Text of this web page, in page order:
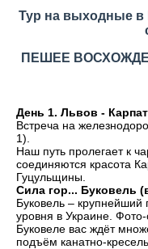
Тур на выходные в
ПЕШЕЕ
День 1. Львов -
Встреча на
1).
Наш путь пролегает к
соединяются красота
Гуцульщины.
Сила гор... Буковель
Буковель – крупнейший
уровня в Украине.
Буковеле вас ждёт
подъём канатно-